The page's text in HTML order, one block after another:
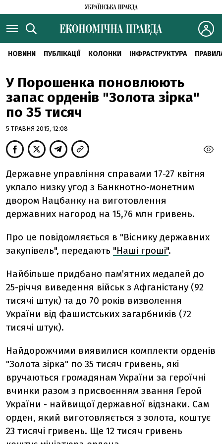
НОВИНИ ПУБЛІКАЦІЇ КОЛОНКИ ІНФРАСТРУКТУРА
У Порошенка поновлюють
запас орденів "Золота зірка"
по 35 тисяч
5 ТРАВНЯ 2015, 12:08
Державне управління справами 17-27 квітня
уклало низку угод з Банкнотно-монетним
двором Нацбанку на виготовлення
державних нагород на 15,76 млн гривень.
Про це повідомляється в "Віснику державних
закупівель", передають "Наші гроші".
Найбільше придбано пам’ятних медалей до
25-річчя виведення військ з Афганістану (92
тисячі штук) та до 70 років визволення
України від фашистських загарбників (72
тисячі штук).
Найдорожчими виявилися комплекти орденів
"Золота зірка" по 35 тисяч гривень, які
вручаються громадянам України за героїчні
вчинки разом з присвоєнням звання Герой
України - найвищої державної відзнаки. Сам
орден, який виготовляється з золота, коштує
23 тисячі гривень. Ще 12 тисяч гривень